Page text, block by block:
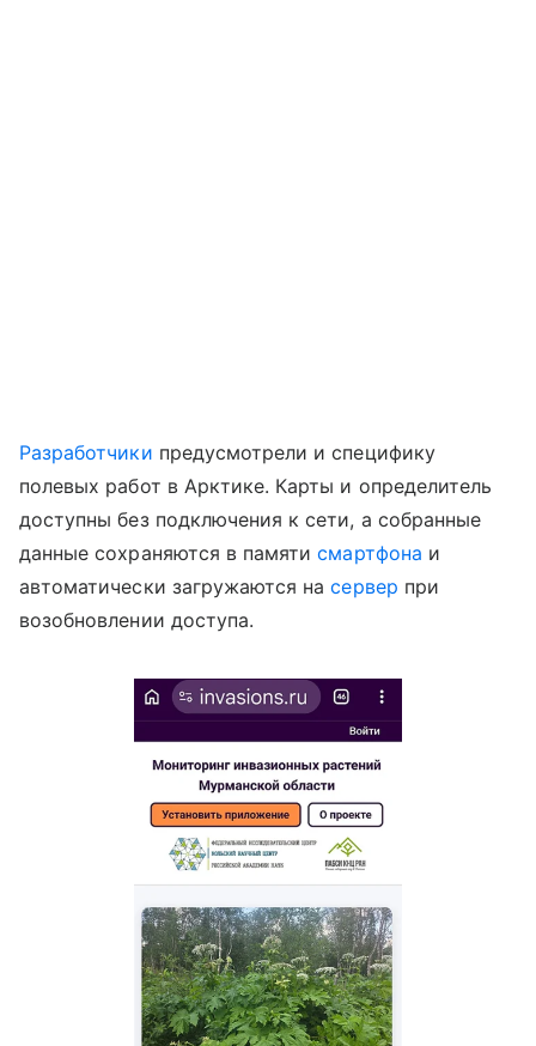
Разработчики предусмотрели и специфику
полевых работ в Арктике. Карты и определитель
доступны без подключения к сети, а собранные
данные сохраняются в памятисмартфона и
автоматически загружаются насервер при
возобновлении доступа.